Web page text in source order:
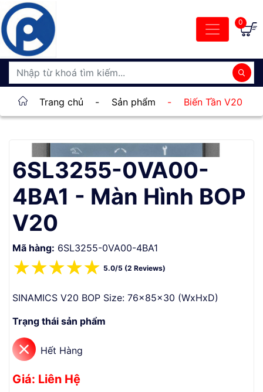
0
Trang chủ - Sản phẩm - Biến Tần V20
6SL3255-0VA00-
4BA1 - Màn Hình BOP
V20
Mã hàng: 6SL3255-0VA00-4BA1
☆
☆
☆
☆
☆ 5.0/5 (2 Reviews)
SINAMICS V20 BOP Size: 76x85x30 (WxHxD)
Trạng thái sản phẩm
Hết Hàng
Giá: Liên Hệ